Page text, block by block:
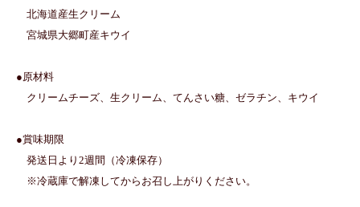
北海道産生クリーム
宮城県大郷町産キウイ
●原材料
クリームチーズ、生クリーム、てんさい糖、ゼラチン、キウイ
●賞味期限
発送日より2週間（冷凍保存）
※冷蔵庫で解凍してからお召し上がりください。